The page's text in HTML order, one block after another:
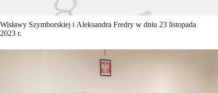
Wisławy Szymborskiej i Aleksandra Fredry w dniu 23 listopada
2023 r.